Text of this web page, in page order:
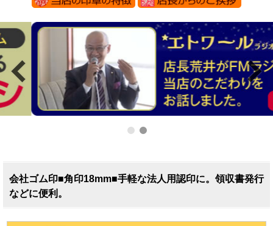
会社ゴム印■角印18mm■手軽な法人用認印に。領収書発行
などに便利。